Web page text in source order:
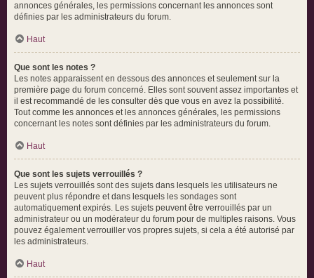
annonces générales, les permissions concernant les annonces sont
définies par les administrateurs du forum.
Haut
Que sont les notes ?
Les notes apparaissent en dessous des annonces et seulement sur la
première page du forum concerné. Elles sont souvent assez importantes et
il est recommandé de les consulter dès que vous en avez la possibilité.
Tout comme les annonces et les annonces générales, les permissions
concernant les notes sont définies par les administrateurs du forum.
Haut
Que sont les sujets verrouillés ?
Les sujets verrouillés sont des sujets dans lesquels les utilisateurs ne
peuvent plus répondre et dans lesquels les sondages sont
automatiquement expirés. Les sujets peuvent être verrouillés par un
administrateur ou un modérateur du forum pour de multiples raisons. Vous
pouvez également verrouiller vos propres sujets, si cela a été autorisé par
les administrateurs.
Haut